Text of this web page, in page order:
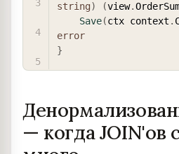
string) (view.
Save(ctx context .
error
}
— когда JOIN'ов